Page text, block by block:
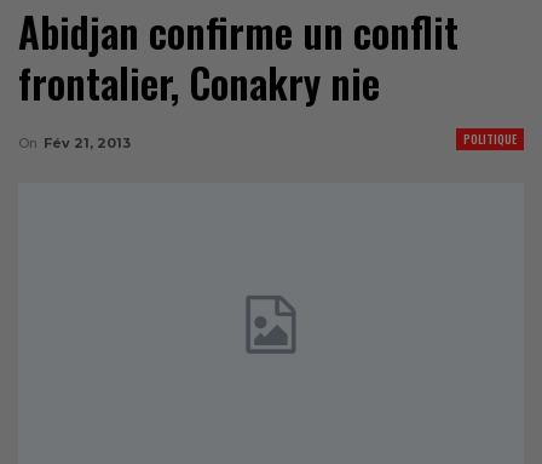
Abidjan confirme un conflit
frontalier, Conakry nie
POLITIQUE
On Fév 21, 2013